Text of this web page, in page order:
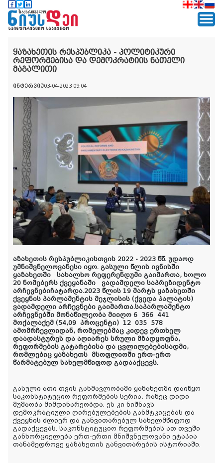
ყაზახეთის რესპუბლიკა - პოლიტიკური
რეფორმებისა და დემოკრატიის ნათელი
მაგალითი
ინტერვიუ03-04-2023 09:04
აზახეთის რესპუბლიკისთვის 2022 - 2023 წწ. უდაოდ
უმნიშვნელოვანესი იყო. გასული წლის ივნისში
ყაზახეთში სახალხო რეფერენდუმი გაიმართა, ხოლო
20 ნომებერს ქვეყანაში ვადამდელი საპრეზიდენტო
არჩევნებიჩატარდა.2023 წლის 19 მარტს ყაზახეთში
ქვეყნის პარლამენტის მეჯლისის (ქვედა პალატის)
ვადამდელი არჩევნები გაიმართა.საპარლამენტო
არჩევნებში მონაწილეობა მიიღო 6 366 441
მოქალაქემ (54,09 პროცენტი) 12 035 578
ამომრჩევლიდან, რომელებმაც კიდევ ერთხელ
დაადასტურეს და აღიარეს სრული მზადყოფნა,
რეფორმების გატარებისა და ცვლილებებისადმი,
რომლებიც ყაზახეთს მსოფლიოში ერთ-ერთ
წარმატებულ სახელმწიფოდ გადააქცევს.
გასული ათი თვის განმავლობაში ყაზახეთში დაიწყო
საკონსტიტუციო რეფორმების სერია, რაზეც დიდი
მუშაობა მიმდინარეობდა. ეს კი ნიშნავს
დემოკრატიული ღირებულებების განმტკიცებას და
ქვეყნის ძლიერ და განვითარებულ სახელმწიფოდ
გადაქცევას. საკონსტიტუციო რეფორმების ათ თვეში
განხორციელება ერთ-ერთი მნიშვნელოვანი ეტაპია
თანამედროვე ყაზახეთის განვითარების ისტორიაში.